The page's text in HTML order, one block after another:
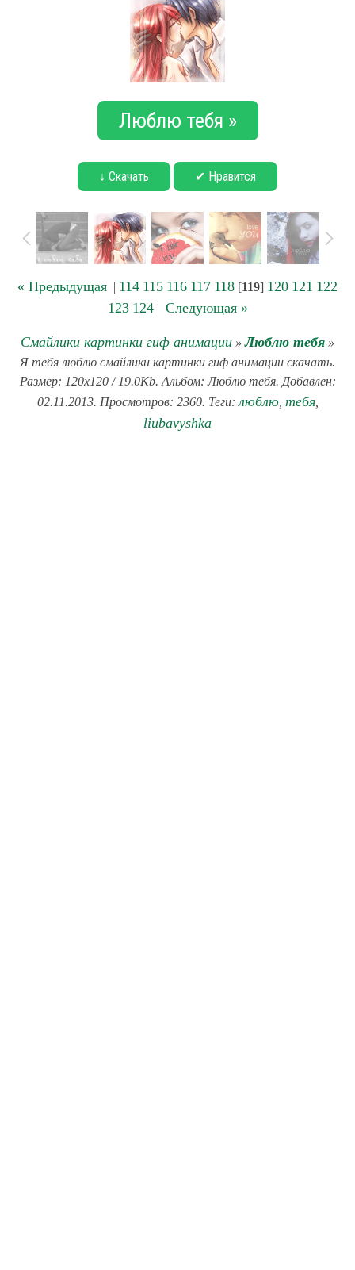
Люблю тебя »
↓ Скачать ✔ Нравится
« Предыдущая | 114 115 116 117 118 [119] 120 121 122
123 124| Следующая »
Смайлики картинки гиф анимации »Люблю тебя »
Я тебя люблю смайлики картинки гиф анимации скачать.
Размер: 120x120 / 19.0Kb. Альбом: Люблю тебя. Добавлен:
02.11.2013. Просмотров: 2360. Теги: люблю, тебя,
liubavyshka